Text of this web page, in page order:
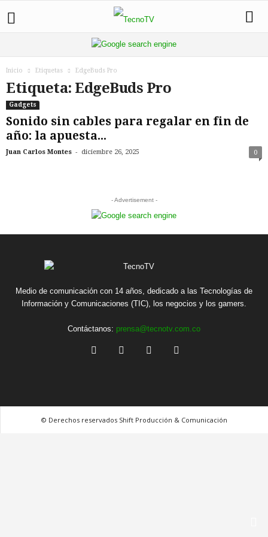
Inicio Etiquetas EdgeBuds Pro
Etiqueta: EdgeBuds Pro
Gadgets
Sonido sin cables para regalar en fin de
año: la apuesta...
Juan Carlos Montes - diciembre 26, 2025 0
- Advertisement -
Medio de comunicación con 14 años, dedicado a las Tecnologías de
Información y Comunicaciones (TIC), los negocios y los gamers.
Contáctanos: prensa@tecnotv.com.co
© Derechos reservados Shift Producción & Comunicación